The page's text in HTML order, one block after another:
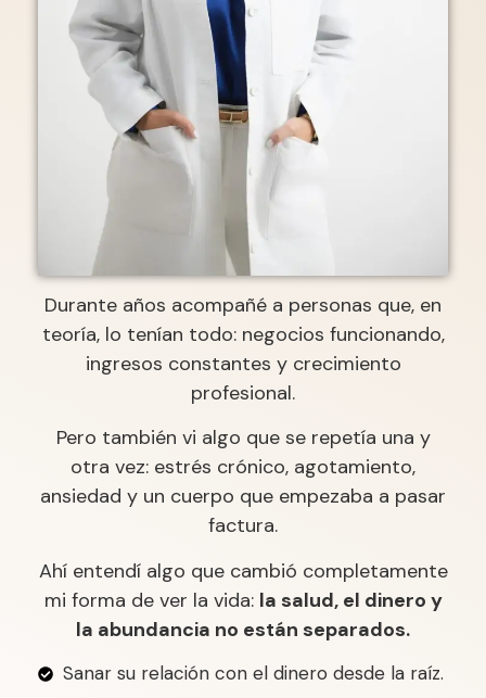
Durante años acompañé a personas que, en
teoría, lo tenían todo: negocios funcionando,
ingresos constantes y crecimiento
profesional.
Pero también vi algo que se repetía una y
otra vez: estrés crónico, agotamiento,
ansiedad y un cuerpo que empezaba a pasar
factura.
Ahí entendí algo que cambió completamente
mi forma de ver la vida: la salud, el dinero y
la abundancia no están separados.
Sanar su relación con el dinero desde la raíz.